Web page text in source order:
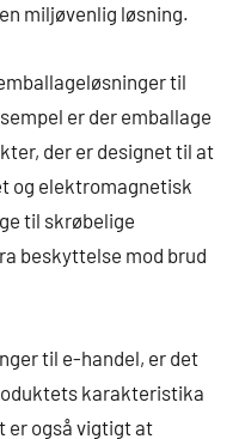
miljøvenlig løsning.
til
er der emballage
der er designet til at
og elektromagnetisk
til skrøbelige
beskyttelse mod brud
til e-handel, er det
karakteristika
er også vigtigt at